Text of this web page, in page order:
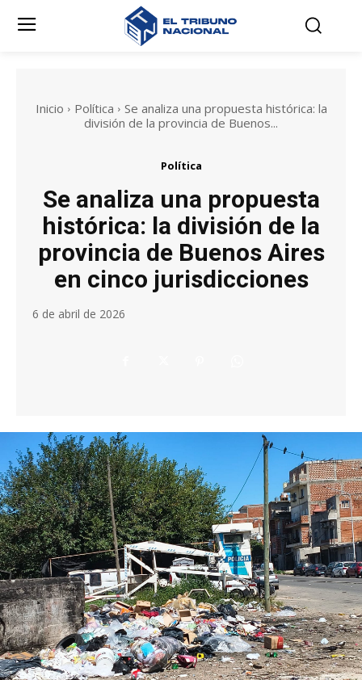
Inicio Política
Se analiza una propuesta histórica: la
división de la provincia de Buenos...
Política
Se analiza una propuesta
histórica: la división de la
provincia de Buenos Aires
en cinco jurisdicciones
6 de abril de 2026